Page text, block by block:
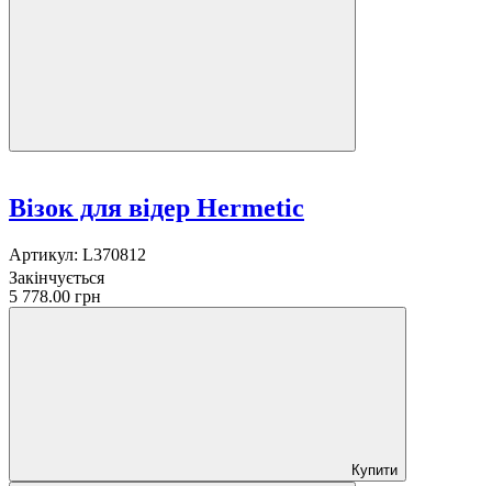
Візок для відер Hermetic
Артикул: L370812
Закінчується
5 778.00 грн
Купити